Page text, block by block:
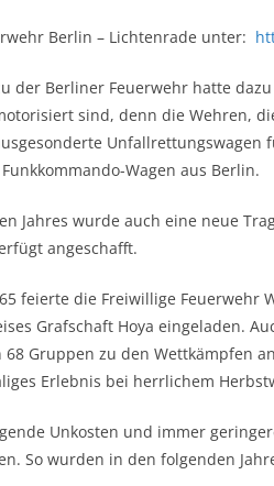
Berlin – Lichtenrade unter:
der Berliner Feuerwehr hatte
sind, denn die Wehren,
Unfallrettungswagen
Wagen aus Berlin.
Jahres wurde auch eine neue
angeschafft.
feierte die Freiwillige
Grafschaft Hoya eingeladen.
Gruppen zu den Wettkämpfen
Erlebnis bei herrlichem
Unkosten und immer
So wurden in den folgenden